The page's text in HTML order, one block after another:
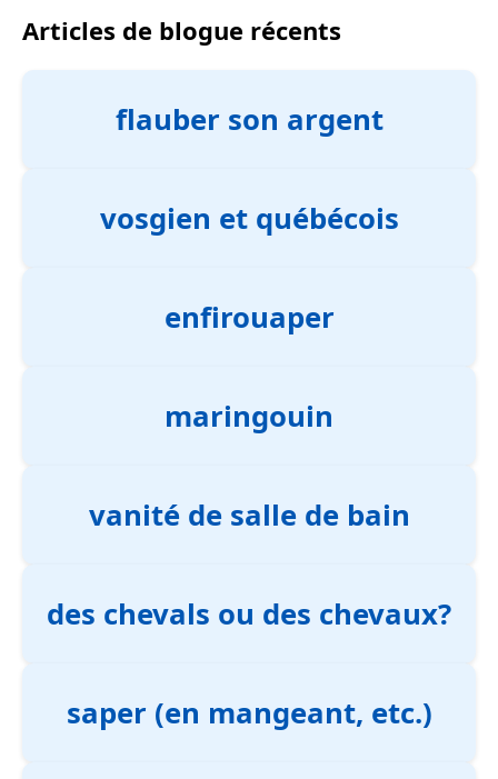
Articles de blogue récents
flauber son argent
vosgien et québécois
enfirouaper
maringouin
vanité de salle de bain
des chevals ou des chevaux?
saper (en mangeant, etc.)